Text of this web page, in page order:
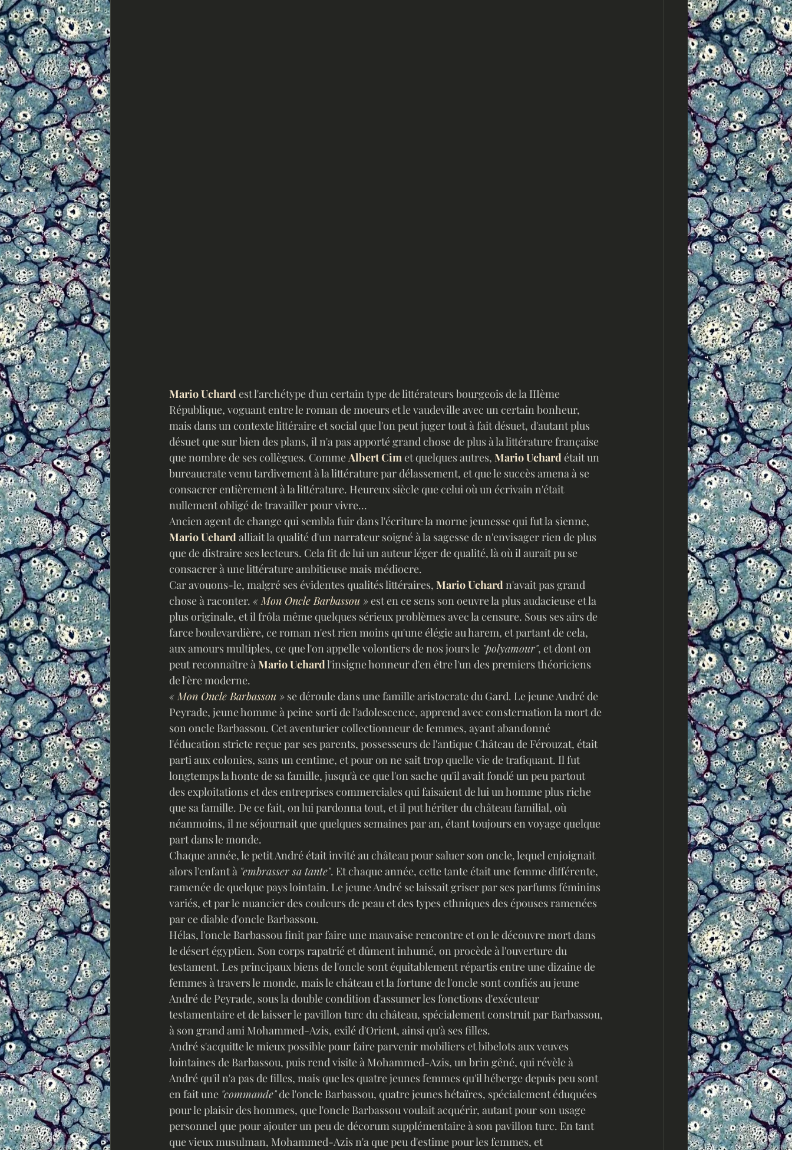
Mario Uchard est l'archétype d'un certain type de littérateurs bourgeois de la IIIème
République, voguant entre le roman de moeurs et le vaudeville avec un certain bonheur,
mais dans un contexte littéraire et social que l'on peut juger tout à fait désuet, d'autant plus
désuet que sur bien des plans, il n'a pas apporté grand chose de plus à la littérature française
que nombre de ses collègues. Comme Albert Cim et quelques autres, Mario Uchard était un
bureaucrate venu tardivement à la littérature par délassement, et que le succès amena à se
consacrer entièrement à la littérature. Heureux siècle que celui où un écrivain n'était
nullement obligé de travailler pour vivre...
Ancien agent de change qui sembla fuir dans l'écriture la morne jeunesse qui fut la sienne,
Mario Uchard alliait la qualité d'un narrateur soigné à la sagesse de n'envisager rien de plus
que de distraire ses lecteurs. Cela fit de lui un auteur léger de qualité, là où il aurait pu se
consacrer à une littérature ambitieuse mais médiocre.
Car avouons-le, malgré ses évidentes qualités littéraires, Mario Uchard n'avait pas grand
chose à raconter. « Mon Oncle Barbassou » est en ce sens son oeuvre la plus audacieuse et la
plus originale, et il frôla même quelques sérieux problèmes avec la censure. Sous ses airs de
farce boulevardière, ce roman n'est rien moins qu'une élégie au harem, et partant de cela,
aux amours multiples, ce que l'on appelle volontiers de nos jours le "polyamour", et dont on
peut reconnaître à Mario Uchard l'insigne honneur d'en être l'un des premiers théoriciens
de l'ère moderne.
« Mon Oncle Barbassou » se déroule dans une famille aristocrate du Gard. Le jeune André de
Peyrade, jeune homme à peine sorti de l'adolescence, apprend avec consternation la mort de
son oncle Barbassou. Cet aventurier collectionneur de femmes, ayant abandonné
l'éducation stricte reçue par ses parents, possesseurs de l'antique Château de Férouzat, était
parti aux colonies, sans un centime, et pour on ne sait trop quelle vie de trafiquant. Il fut
longtemps la honte de sa famille, jusqu'à ce que l'on sache qu'il avait fondé un peu partout
des exploitations et des entreprises commerciales qui faisaient de lui un homme plus riche
que sa famille. De ce fait, on lui pardonna tout, et il put hériter du château familial, où
néanmoins, il ne séjournait que quelques semaines par an, étant toujours en voyage quelque
part dans le monde.
Chaque année, le petit André était invité au château pour saluer son oncle, lequel enjoignait
alors l'enfant à "embrasser sa tante". Et chaque année, cette tante était une femme différente,
ramenée de quelque pays lointain. Le jeune André se laissait griser par ses parfums féminins
variés, et par le nuancier des couleurs de peau et des types ethniques des épouses ramenées
par ce diable d'oncle Barbassou.
Hélas, l'oncle Barbassou finit par faire une mauvaise rencontre et on le découvre mort dans
le désert égyptien. Son corps rapatrié et dûment inhumé, on procède à l'ouverture du
testament. Les principaux biens de l'oncle sont équitablement répartis entre une dizaine de
femmes à travers le monde, mais le château et la fortune de l'oncle sont confiés au jeune
André de Peyrade, sous la double condition d'assumer les fonctions d'exécuteur
testamentaire et de laisser le pavillon turc du château, spécialement construit par Barbassou,
à son grand ami Mohammed-Azis, exilé d'Orient, ainsi qu'à ses filles.
André s'acquitte le mieux possible pour faire parvenir mobiliers et bibelots aux veuves
lointaines de Barbassou, puis rend visite à Mohammed-Azis, un brin gêné, qui révèle à
André qu'il n'a pas de filles, mais que les quatre jeunes femmes qu'il héberge depuis peu sont
en fait une "commande" de l'oncle Barbassou, quatre jeunes hétaïres, spécialement éduquées
pour le plaisir des hommes, que l'oncle Barbassou voulait acquérir, autant pour son usage
personnel que pour ajouter un peu de décorum supplémentaire à son pavillon turc. En tant
que vieux musulman, Mohammed-Azis n'a que peu d'estime pour les femmes, et